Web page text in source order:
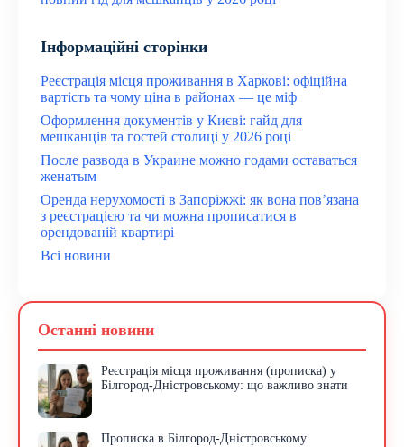
Інформаційні сторінки
Реєстрація місця проживання в Харкові: офіційна
вартість та чому ціна в районах — це міф
Оформлення документів у Києві: гайд для
мешканців та гостей столиці у 2026 році
После развода в Украине можно годами оставаться
женатым
Оренда нерухомості в Запоріжжі: як вона пов’язана
з реєстрацією та чи можна прописатися в
орендованій квартирі
Всі новини
Останні новини
Реєстрація місця проживання (прописка) у
Білгород-Дністровському: що важливо знати
Прописка в Білгород-Дністровському